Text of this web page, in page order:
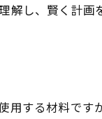
し、賢く計画
用する材料で